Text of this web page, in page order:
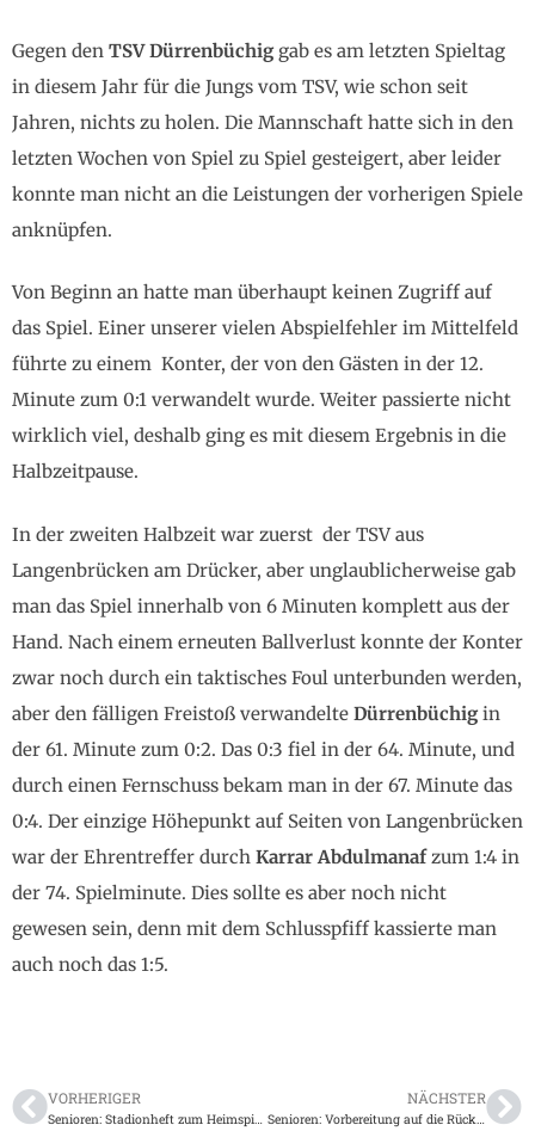
Gegen den TSV Dürrenbüchiggab es am letzten Spieltag
in diesem Jahr für die Jungs vom TSV, wie schon seit
Jahren, nichts zu holen. Die Mannschaft hatte sich in den
letzten Wochen von Spiel zu Spiel gesteigert, aber leider
konnte man nicht an die Leistungen der vorherigen Spiele
anknüpfen.
Von Beginn an hatte man überhaupt keinen Zugriff auf
das Spiel. Einer unserer vielen Abspielfehler im Mittelfeld
führte zu einem Konter, der von den Gästen in der 12.
Minute zum 0:1 verwandelt wurde. Weiter passierte nicht
wirklich viel, deshalb ging es mit diesem Ergebnis in die
Halbzeitpause.
In der zweiten Halbzeit war zuerst der TSV aus
Langenbrücken am Drücker, aber unglaublicherweise gab
man das Spiel innerhalb von 6 Minuten komplett aus der
Hand. Nach einem erneuten Ballverlust konnte der Konter
zwar noch durch ein taktisches Foul unterbunden werden,
aber den fälligen Freistoß verwandelte Dürrenbüchigin
der 61. Minute zum 0:2. Das 0:3 fiel in der 64. Minute, und
durch einen Fernschuss bekam man in der 67. Minute das
0:4. Der einzige Höhepunkt auf Seiten von Langenbrücken
war der Ehrentreffer durch Karrar Abdulmanafzum 1:4 in
der 74. Spielminute. Dies sollte es aber noch nicht
gewesen sein, denn mit dem Schlusspfiff kassierte man
auch noch das 1:5.
VORHERIGER
Senioren: Stadionheft zum Heimspiel gegen den TSV Dürrenbüchig am 02.12.2018
NÄCHSTER
Senioren: Vorbereitung auf die Rückrunde